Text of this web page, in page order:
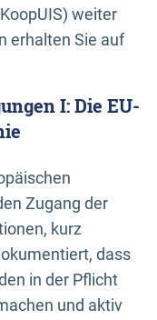
weiter
erhalten Sie auf
I: Die EU-
Zugang der
kurz
dass
in der Pflicht
und aktiv